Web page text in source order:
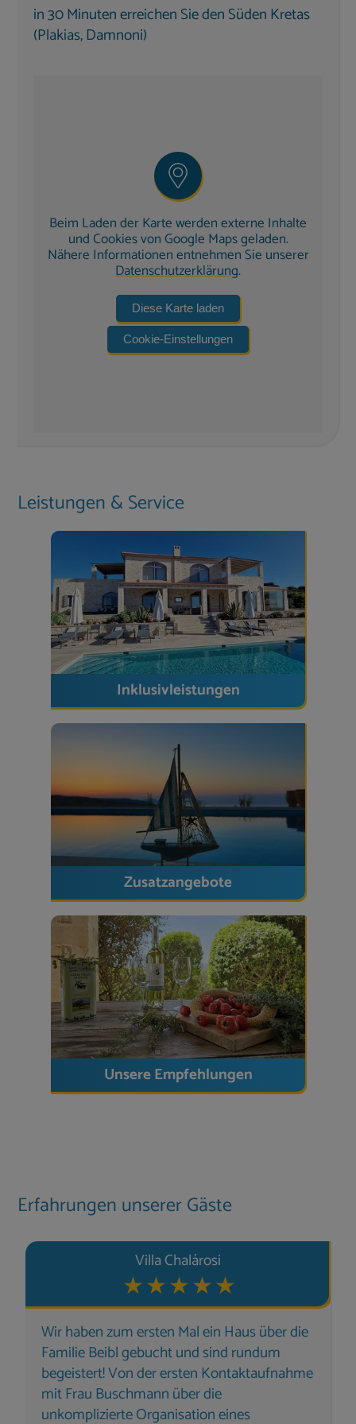
Damana. Zusätzlich steht eine Gästetoilette zur
Verfügung.
Außendusche mit Warmwasser
Sonnenliegen
Lounge- und Chillmöbel
Weitere Ausstattung
Wirtschaftsraum mit Waschmaschine,
Trockner, Bügeleisen & Staubsauger
Hand- & Pooltücher vorhanden
Fitness & Yoga: Yogamatten, Faszienrollen,
Gärtner & Hausservice
Rauchmelder und Feuermelder
Lage & Umgebung
Die Villa liegtoberhalb von Gonia– das Dorf mit
Mini-Markt, Taverne und Kafeneion ist fußläufig
erreichbar.
Strand: ca. 7 km
AltstadtRethymno: ca. 15 Fahrminuten
Ideal für
Paare oder Familien, die ein
mit privatem Pool, traumhafter Aussicht und
erstklassiger Ausstattungsuchen.
in 30 Minuten erreichen Sie den Süden Kretas
(Plakias, Damnoni)
Beim Laden der Karte werden externe Inhalte
und Cookies von Google Maps geladen.
Nähere Informationen entnehmen Sie unserer
Datenschutzerklärung.
Diese Karte laden
Cookie-Einstellungen
Leistungen & Service
Inklusivleistungen
Zusatzangebote
Unsere Empfehlungen
Erfahrungen unserer Gäste
Villa Chalárosi
Wir haben zum ersten Mal ein Haus über die
Familie Beibl gebucht und sind rundum
begeistert! Von der ersten Kontaktaufnahme
mit Frau Buschmann über die
unkomplizierte Organisation eines